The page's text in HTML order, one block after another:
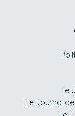
Le
Le Journal